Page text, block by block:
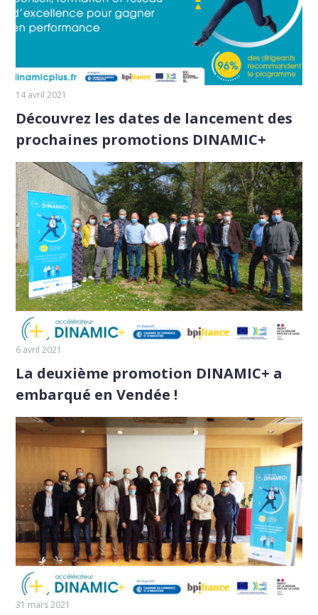
14 avril 2021
Découvrez les dates de lancement des
prochaines promotions DINAMIC+
6 avril 2021
La deuxième promotion DINAMIC+ a
embarqué en Vendée !
31 mars 2021